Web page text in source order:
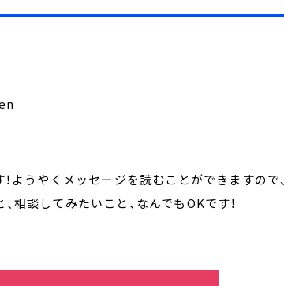
ようやくメッセージを読むことができますので、
談してみたいこと、なんでもOKです！